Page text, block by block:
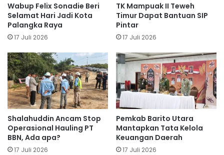
Wabup Felix Sonadie Beri
Selamat Hari Jadi Kota
Palangka Raya
17 Juli 2026
TK Mampuak II Teweh
Timur Dapat Bantuan SIP
Pintar
17 Juli 2026
Shalahuddin Ancam Stop
Operasional Hauling PT
BBN, Ada apa?
17 Juli 2026
Pemkab Barito Utara
Mantapkan Tata Kelola
Keuangan Daerah
17 Juli 2026